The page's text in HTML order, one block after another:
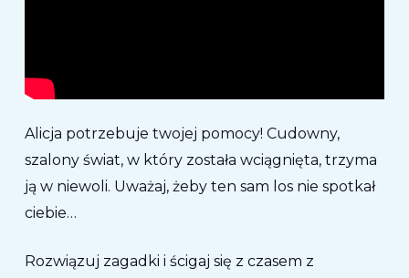
Alicja potrzebuje twojej pomocy! Cudowny,
szalony świat, w który została wciągnięta, trzyma
ją w niewoli. Uważaj, żeby ten sam los nie spotkał
ciebie…
Rozwiązuj zagadki i ścigaj się z czasem z